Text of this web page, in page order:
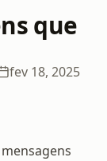
que
fev 18, 2025